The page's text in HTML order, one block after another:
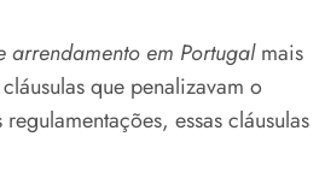
arrendamento em Portugalmais
que penalizavam o
essas cláusulas